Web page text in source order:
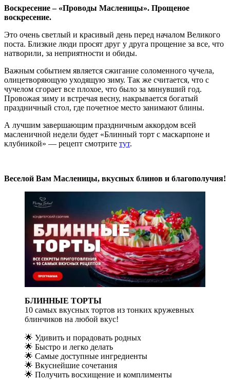
Воскресение – «Проводы Масленицы». Прощеное
воскресение.
Это очень светлый и красивый день перед началом Великого
поста. Близкие люди просят друг у друга прощение за все, что
натворили, за неприятности и обиды.
Важным событием является сжигание соломенного чучела,
олицетворяющую уходящую зиму. Так же считается, что с
чучелом сгорает все плохое, что было за минувший год.
Провожая зиму и встречая весну, накрывается богатый
праздничный стол, где почетное место занимают блины.
А лучшим завершающим праздничным аккордом всей
масленичной недели будет «Блинный торт с маскарпоне и
клубникой» — рецепт смотрите тут.
Веселой Вам Масленицы, вкусных блинов и благополучия!
БЛИННЫЕ ТОРТЫ
10 самых вкусных тортов из тонких кружевных
блинчиков на любой вкус!
🌟 Удивить и порадовать родных
🌟 Быстро и легко делать
🌟 Самые доступные ингредиенты
🌟 Вкуснейшие сочетания
🌟 Получить восхищение и комплименты